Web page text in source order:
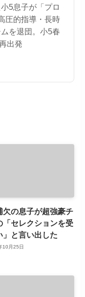
5息子が「プロ
圧的指導・長時
を退団。小5春
出発
欠の息子が超強豪チ
「セレクションを受
」と言い出した
10月25日